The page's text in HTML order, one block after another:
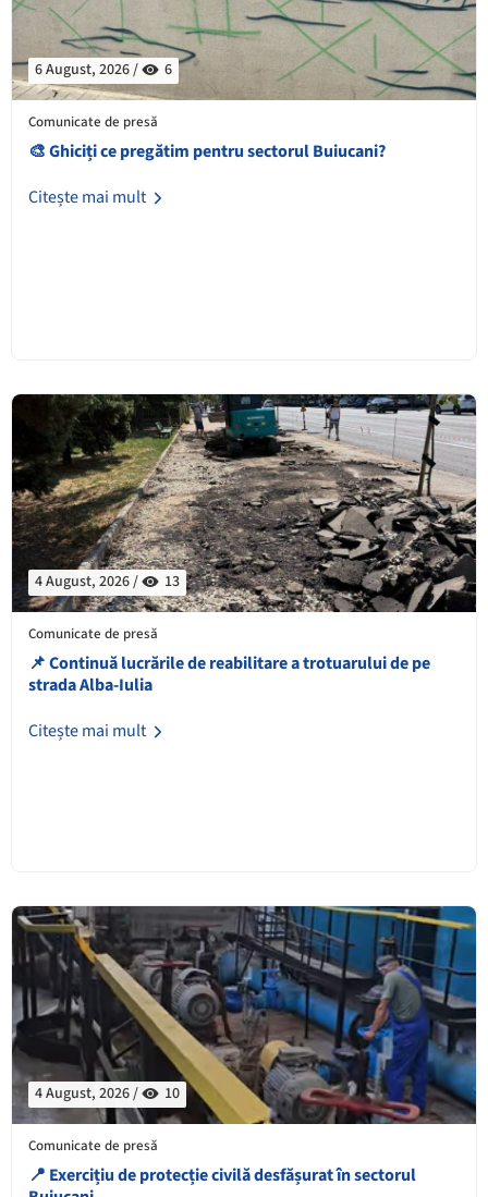
6 August, 2026 / 6
Comunicate de presă
🎨 Ghiciți ce pregătim pentru sectorul Buiucani?
Citește mai mult
4 August, 2026 / 13
Comunicate de presă
📌 Continuă lucrările de reabilitare a trotuarului de pe
strada Alba-Iulia
Citește mai mult
4 August, 2026 / 10
Comunicate de presă
📍 Exercițiu de protecție civilă desfășurat în sectorul